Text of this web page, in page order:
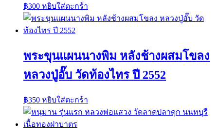
฿300 หยิบใส่ตะกร้า
พระขุนแผนนางพิม หลังช้างผสมโขลง
หลวงปู่อั๊บ วัดท้องไทร ปี 2552
฿350 หยิบใส่ตะกร้า